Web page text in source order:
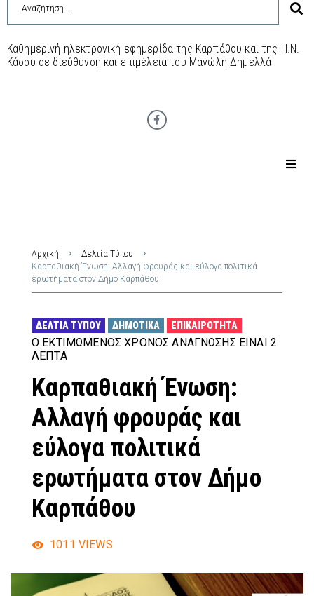
Καθημερινή ηλεκτρονική εφημερίδα της Καρπάθου και της Η.Ν.
Κάσου σε διεύθυνση και επιμέλεια του Μανώλη Δημελλά
Αρχική
Δελτία Τύπου
Καρπαθιακή Ένωση: Αλλαγή φρουράς και εύλογα πολιτικά
ερωτήματα στον Δήμο Καρπάθου
ΔΕΛΤΊΑ ΤΎΠΟΥ ΔΗΜΟΤΙΚΆ ΕΠΙΚΑΙΡΌΤΗΤΑ
Ο ΕΚΤΙΜΏΜΕΝΟΣ ΧΡΌΝΟΣ ΑΝΆΓΝΩΣΗΣ ΕΊΝΑΙ 2
ΛΕΠΤΆ
Καρπαθιακή Ένωση:
Αλλαγή φρουράς και
εύλογα πολιτικά
ερωτήματα στον Δήμο
Καρπάθου
1011 VIEWS